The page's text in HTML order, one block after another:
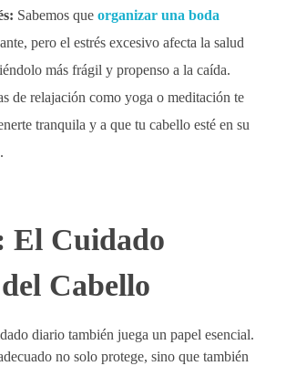
Sabemos que organizar una boda
pero el estrés excesivo afecta la salud
más frágil y propenso a la caída.
de relajación como yoga o meditación te
tranquila y a que tu cabello esté en su
El Cuidado
Cabello
diario también juega un papel esencial.
no solo protege, sino que también